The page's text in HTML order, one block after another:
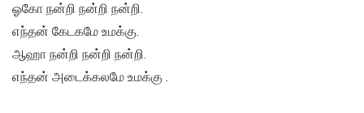
ஓகோ நன்றி நன்றி நன்றி.
எந்தன் கேடகமே உமக்கு.
ஆஹா நன்றி நன்றி நன்றி.
எந்தன் அடைக்கலமே உமக்கு .